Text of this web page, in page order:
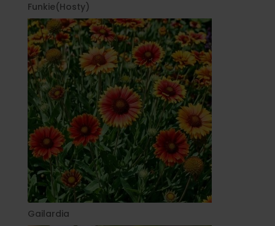
Funkie(Hosty)
Gailardia